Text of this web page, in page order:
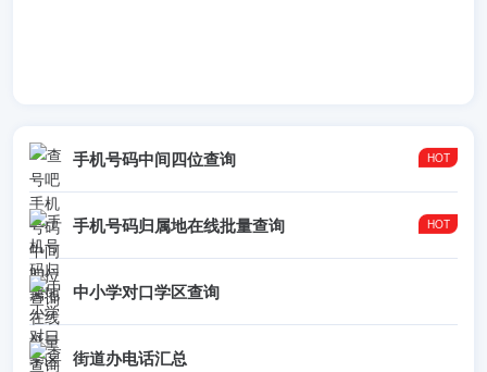
手机号码中间四位查询
手机号码归属地在线批量查询
中小学对口学区查询
街道办电话汇总